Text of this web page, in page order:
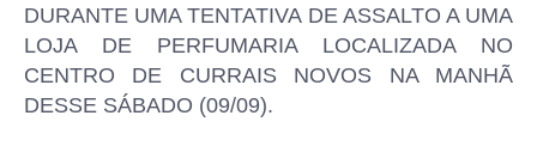
DURANTE UMA TENTATIVA DE ASSALTO A UMA
LOJA DE PERFUMARIA LOCALIZADA NO
CENTRO DE CURRAIS NOVOS NA MANHÃ
DESSE SÁBADO (09/09).